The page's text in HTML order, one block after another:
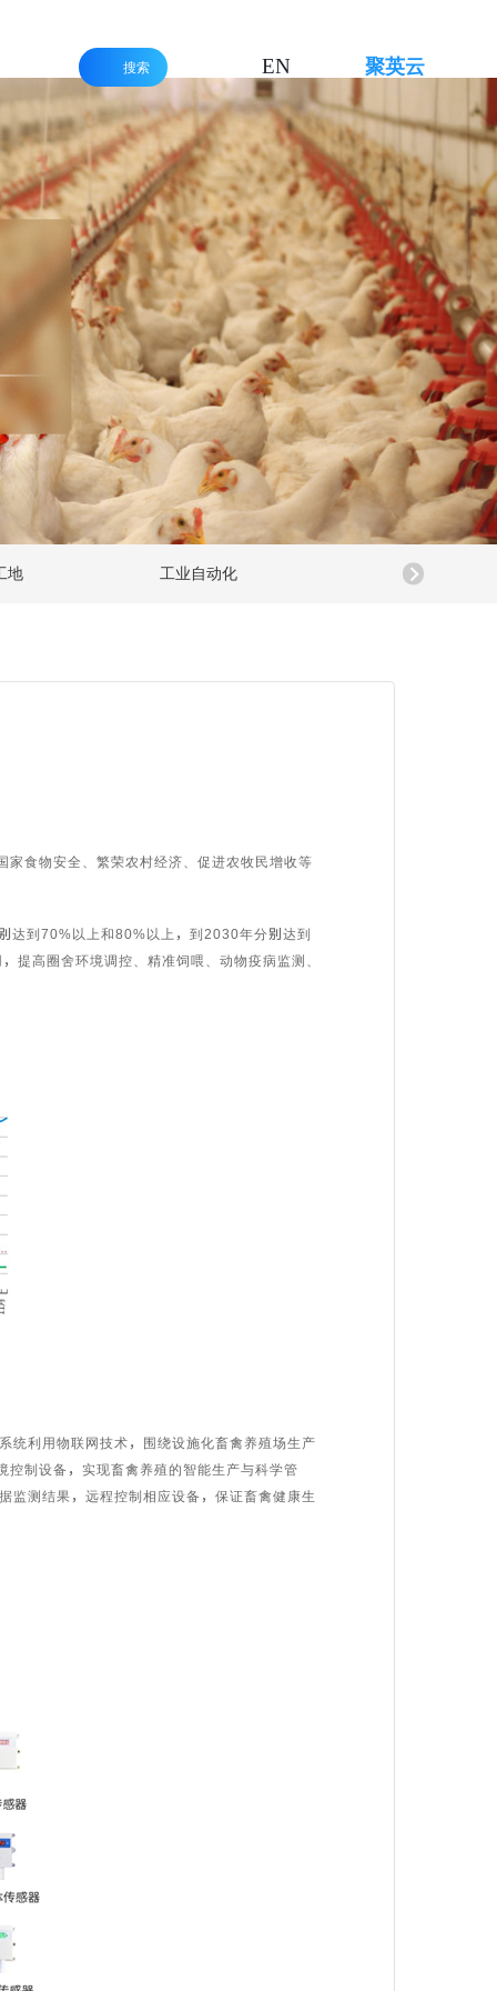
搜索 EN 聚英云
地 工业自动化 环境监控
食物安全、繁荣农村经济、促进农牧民增收等
到70%以上和80%以上，到2030年分别达到
提高圈舍环境调控、精准饲喂、动物疫病监测、
利用物联网技术，围绕设施化畜禽养殖场生产
控制设备，实现畜禽养殖的智能生产与科学管
监测结果，远程控制相应设备，保证畜禽健康生